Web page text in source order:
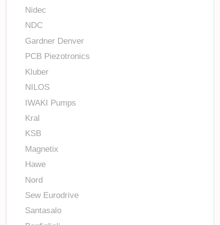
Nidec
NDC
Gardner Denver
PCB Piezotronics
Kluber
NILOS
IWAKI Pumps
Kral
KSB
Magnetix
Hawe
Nord
Sew Eurodrive
Santasalo